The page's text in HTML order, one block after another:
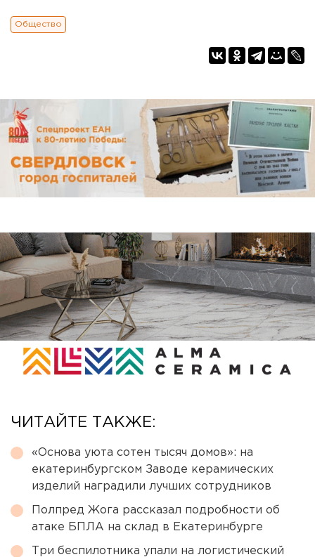
Общество
ЧИТАЙТЕ ТАКЖЕ:
«Основа уюта сотен тысяч домов»: на
екатеринбургском Заводе керамических
изделий наградили лучших сотрудников
Полпред Жога рассказал подробности об
атаке БПЛА на склад в Екатеринбурге
Три беспилотника упали на логистический